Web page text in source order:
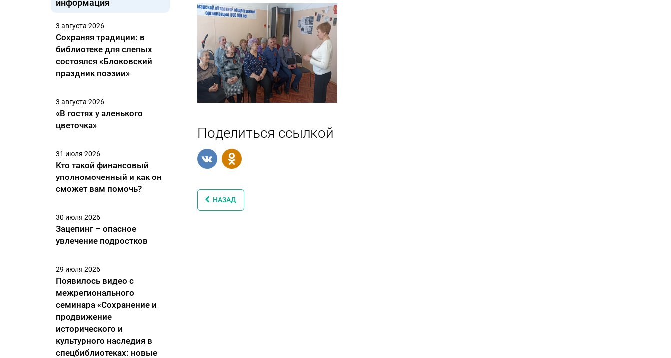
информация
3 августа 2026
Сохраняя традиции: в
библиотеке для слепых
состоялся «Блоковский
праздник поэзии»
3 августа 2026
«В гостях у аленького
цветочка»
31 июля 2026
Кто такой финансовый
уполномоченный и как он
сможет вам помочь?
30 июля 2026
Зацепинг – опасное
увлечение подростков
29 июля 2026
Появилось видео с
межрегионального
семинара «Сохранение и
продвижение
исторического и
культурного наследия в
спецбиблиотеках: новые
Поделиться ссылкой
НАЗАД